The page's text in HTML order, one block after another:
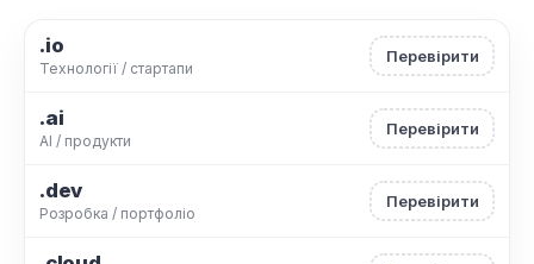
.io
Технології / стартапи
Перевірити
.ai
AI / продукти
Перевірити
.dev
Розробка / портфоліо
Перевірити